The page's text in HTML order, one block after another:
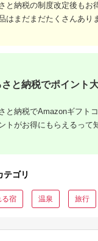
円分】【最
営業日以内発送】
市内の旅館やホテ
温泉 旅行 観光 ト
ベル 宿泊補助券 チ
り 別府温泉 別府
地獄めぐり 旅 お
め 人気 体験型 節
【志摩地
「プラ
ラ」ペア
海 近畿
インスタ
と納税の制度改定後もお
はまだまだたくさんあり
と納税でポイント
と納税でAmazonギフト
トがお得にもらえるって
テゴリ
る宿 温泉 旅行